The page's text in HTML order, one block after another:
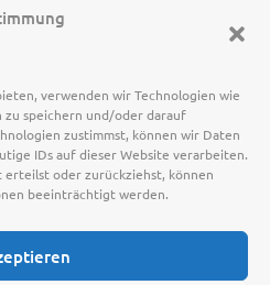
verwenden wir Technologien wie
zu speichern und/oder darauf
zustimmst, können wir Daten
IDs auf dieser Website verarbeiten.
oder zurückziehst, können
beeinträchtigt werden.